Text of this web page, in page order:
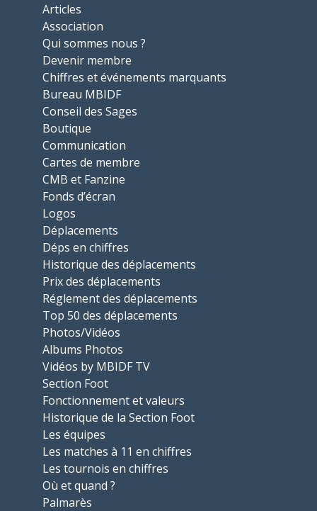
Articles
Association
Qui sommes nous ?
Devenir membre
Chiffres et événements marquants
Bureau MBIDF
Conseil des Sages
Boutique
Communication
Cartes de membre
CMB et Fanzine
Fonds d’écran
Logos
Déplacements
Déps en chiffres
Historique des déplacements
Prix des déplacements
Réglement des déplacements
Top 50 des déplacements
Photos/Vidéos
Albums Photos
Vidéos by MBIDF TV
Section Foot
Fonctionnement et valeurs
Historique de la Section Foot
Les équipes
Les matches à 11 en chiffres
Les tournois en chiffres
Où et quand ?
Palmarès